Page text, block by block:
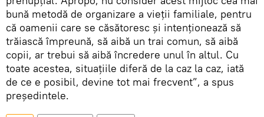
bună metodă de organizare a vieții familiale, pentru
că oamenii care se căsătoresc și intenționează să
trăiască împreună, să aibă un trai comun, să aibă
copii, ar trebui să aibă încredere unul în altul. Cu
toate acestea, situațiile diferă de la caz la caz, iată
de ce e posibil, devine tot mai frecvent”, a spus
președintele.